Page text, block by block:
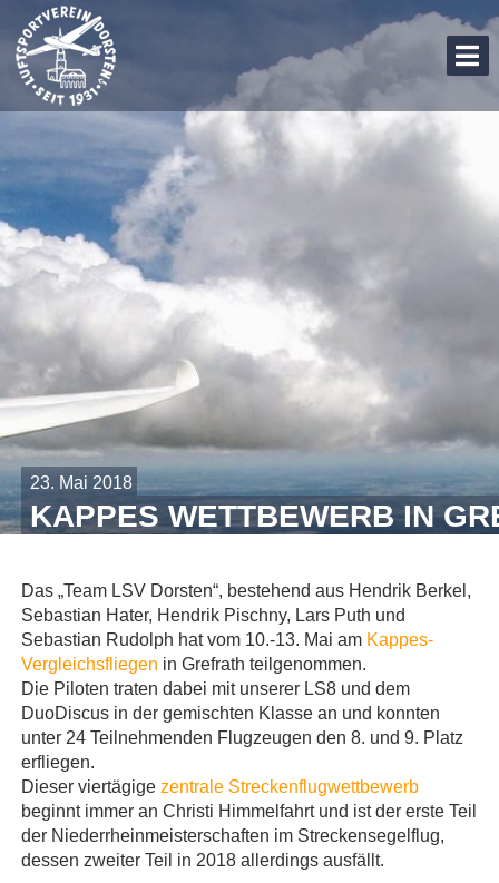
content
SEGELFLIEGEN IN DORSTEN
23. Mai 2018
KAPPES WETTBEWERB IN
Das „Team LSV Dorsten“, bestehend aus Hendrik Berkel,
Sebastian Hater, Hendrik Pischny, Lars Puth und
Sebastian Rudolph hat vom 10.-13. Mai am Kappes-
Vergleichsfliegen in Grefrath teilgenommen.
Die Piloten traten dabei mit unserer LS8 und dem
DuoDiscus in der gemischten Klasse an und konnten
unter 24 Teilnehmenden Flugzeugen den 8. und 9. Platz
erfliegen.
Dieser viertägige zentrale Streckenflugwettbewerb
beginnt immer an Christi Himmelfahrt und ist der erste Teil
der Niederrheinmeisterschaften im Streckensegelflug,
dessen zweiter Teil in 2018 allerdings ausfällt.